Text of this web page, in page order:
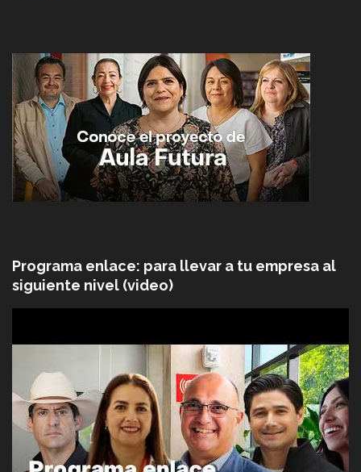
Programa enlace: para llevar a tu empresa al
siguiente nivel (video)